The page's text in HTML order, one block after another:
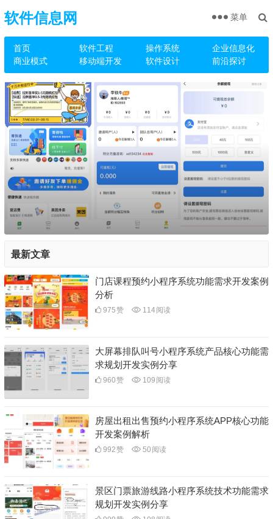
软件信息网
首页 软件工程 操作系统
企业信息化
商业模式
移动端开发 软件设计 前沿探讨
菜单
最新文章
门店课程预约小程序系统功能需求开发案例
分析
975赞 114阅读
大屏幕排队叫号小程序系统产品核心功能需
求规划开发实例分享
960赞 109 阅读
房屋出租出售预约小程序系统APP核心功能
开发案例解析
992赞 50 阅读
景区门票旅游线路小程序系统技术功能需求
规划开发实例分享